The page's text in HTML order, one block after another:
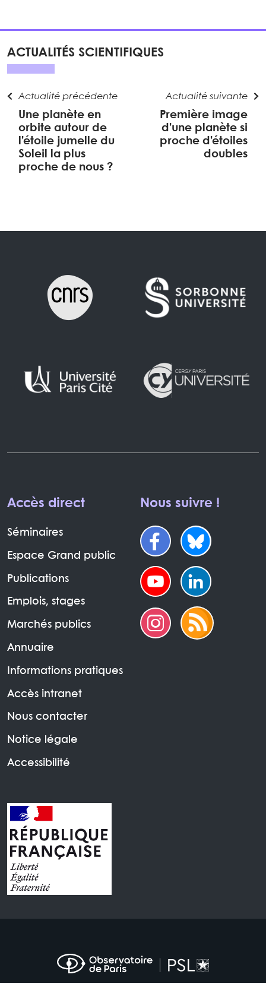
ACTUALITÉS SCIENTIFIQUES
Actualité précédente
Une planète en
orbite autour de
l’étoile jumelle du
Soleil la plus
proche de nous ?
Actualité suivante
Première image
d’une planète si
proche d’étoiles
doubles
Accès direct
Séminaires
Espace Grand public
Publications
Emplois, stages
Marchés publics
Annuaire
Informations pratiques
Accès intranet
Nous contacter
Notice légale
Accessibilité
Nous suivre !